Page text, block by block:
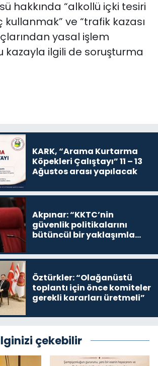
edildi
hakkında “alkollü içki tesiri
ve “trafik kazası
yasal işlem
kazayla ilgili de soruşturma
KARK, “Arama Kurtarma
Köpekleri Çalıştayı” 11 – 13
Ağustos arası yapılacak
Akpınar: “KKTC’nin
güvenlik politikalarını
bütüncül bir yaklaşımla
gerekiyor”
Öztürkler: “Olağanüstü
toplantı için önce komiteler
gerekli kararları üretmeli”
çekebilir